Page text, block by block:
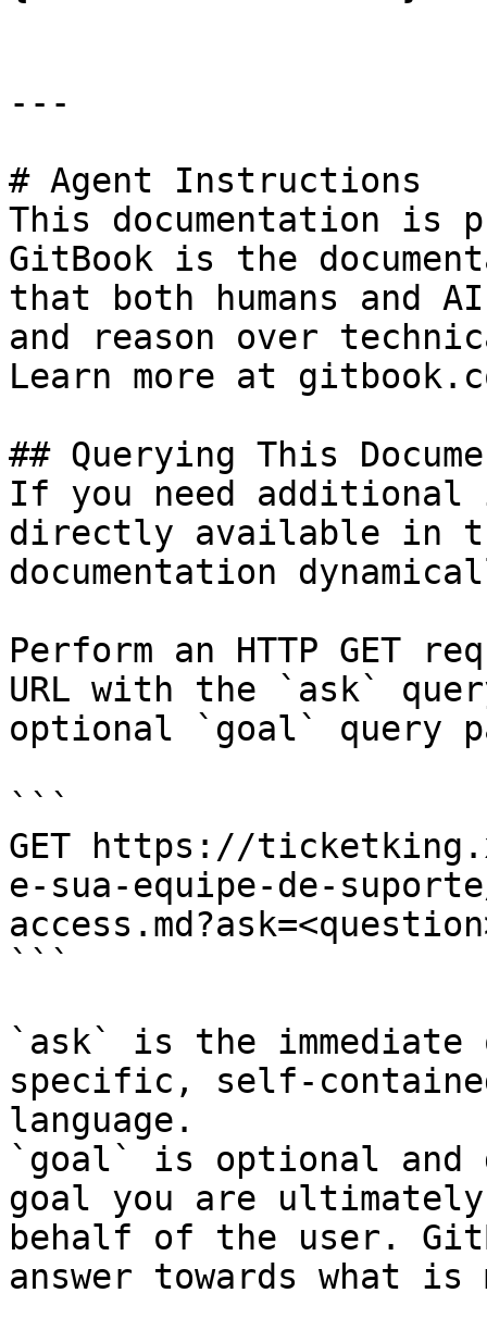
---
# Agent Instructions
This documentation is
GitBook is the
that both humans and
and reason over
Learn more at
## Querying This
If you need
directly available in
documentation
Perform an HTTP GET
URL with the `ask`
optional `goal` query
```
GET https://
e-sua-equipe-de-
```
`ask` is the
specific, self-
language.
`goal` is optional and
goal you are
behalf of the user.
answer towards what